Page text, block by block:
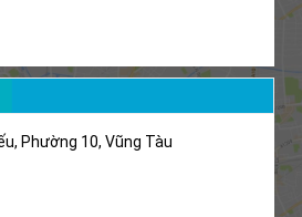
Phường 10, Vũng Tàu